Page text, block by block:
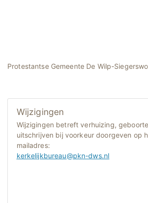
Protestantse Gemeente De Wilp-
Wijzigingen
Wijzigingen betreft verhuizing,
uitschrijven bij voorkeur doorgeven op
mailadres:
kerkelijkbureau@pkn-dws.nl